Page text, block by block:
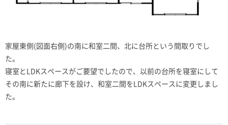
家屋東側(図面右側)の南に和室二間、北に台所という間取りでし
た。
寝室とLDKスペースがご要望でしたので、以前の台所を寝室にして
その南に新たに廊下を設け、和室二間をLDKスペースに変更しまし
た。